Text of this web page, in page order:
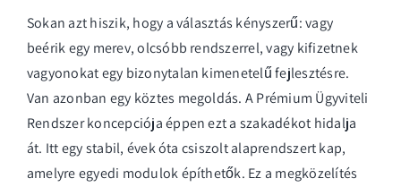
Sokan azt hiszik, hogy a választás kényszerű: vagy
beérik egy merev, olcsóbb rendszerrel, vagy kifizetnek
vagyonokat egy bizonytalan kimenetelű fejlesztésre.
Van azonban egy köztes megoldás. A Prémium Ügyviteli
Rendszer koncepciója éppen ezt a szakadékot hidalja
át. Itt egy stabil, évek óta csiszolt alaprendszert kap,
amelyre egyedi modulok építhetők. Ez a megközelítés